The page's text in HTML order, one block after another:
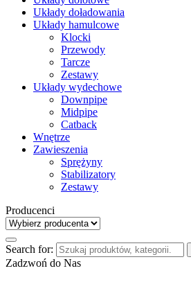
Układy doładowania
Układy hamulcowe
Klocki
Przewody
Tarcze
Zestawy
Układy wydechowe
Downpipe
Midpipe
Catback
Wnętrze
Zawieszenia
Sprężyny
Stabilizatory
Zestawy
Producenci
Search for:
Zadzwoń do Nas